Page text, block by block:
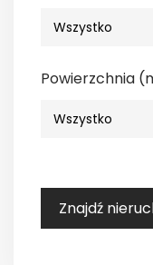
Powierzchnia